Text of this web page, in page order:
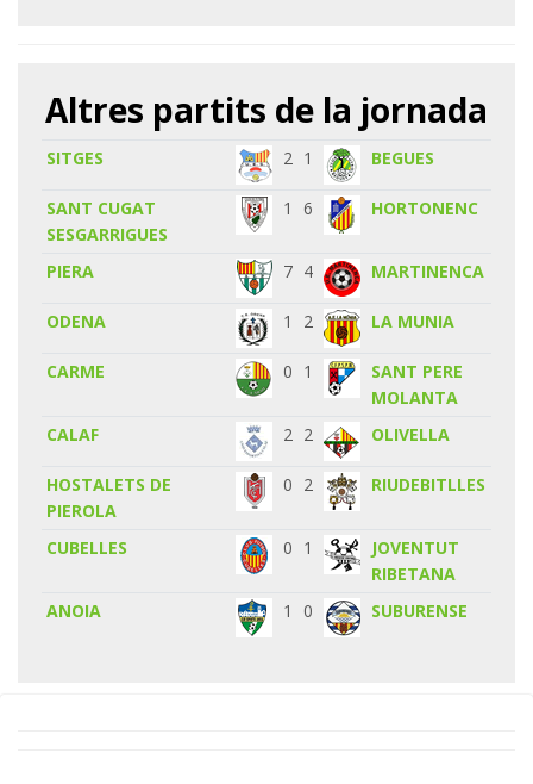
Altres partits de la jornada
SITGES 2 1 BEGUES
SANT CUGAT
SESGARRIGUES
1 6 HORTONENC
PIERA 7 4 MARTINENCA
ODENA 1 2 LA MUNIA
CARME 0 1
SANT PERE
MOLANTA
CALAF
2 2 OLIVELLA
HOSTALETS DE
PIEROLA
0 2 RIUDEBITLLES
CUBELLES 0 1
JOVENTUT
RIBETANA
ANOIA
1 0 SUBURENSE